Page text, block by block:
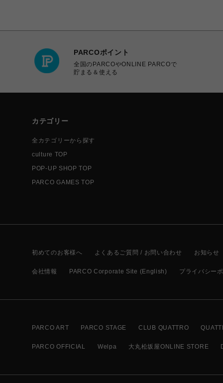
PARCOポイント
全国のPARCOやONLINE PARCOで
貯まる＆使える
カテゴリー
全カテゴリーから探す
culture TOP
POP-UP SHOP TOP
PARCO GAMES TOP
初めてのお客様へ よくあるご質問 / お問い合わせ お知らせ
会社情報 PARCO Corporate Site (English) プライバシー
PARCO ART PARCO STAGE CLUB QUATTRO
PARCO OFFICIAL Welpa 大丸松坂屋ONLINE STORE